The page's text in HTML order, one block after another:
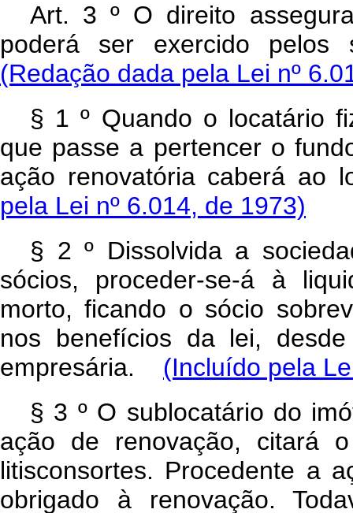
Art. 3 º O direito
poderá ser exercido pelos
(Redação dada pela Lei nº
§ 1 º Quando o locatário
que passe a pertencer o
ação renovatória caberá
pela Lei nº 6.014, de 1973)
§ 2 º Dissolvida a
sócios, proceder-se-á à
morto, ficando o sócio
nos benefícios da lei,
empresária. (Incluído pela
§ 3 º O sublocatário do
ação de renovação, citará
litisconsortes. Procedente a
obrigado à renovação.